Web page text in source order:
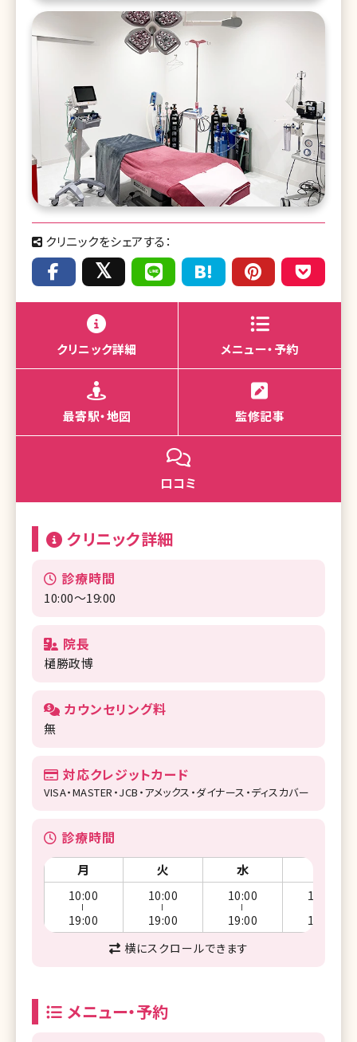
クリニックをシェアする：
クリニック詳細 メニュー・予約
最寄駅・地図 監修記事
口コミ
クリニック詳細
診療時間
10:00〜19:00
院長
樋勝政博
カウンセリング料
無
対応クレジットカード
VISA・MASTER・JCB・アメックス・ダイナース・ディスカバー
診療時間
月 火 水
10:00
19:00
10:00
19:00
10:00
19:00
10:00
19:00
横にスクロールできます
メニュー・予約